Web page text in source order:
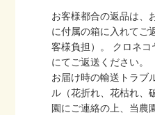
お客様都合の返品は、
に付属の箱に入れてご
客様負担）。 クロネ
にてご返送ください。
お届け時の輸送トラブ
ル（花折れ、花枯れ、
園にご連絡の上、当農